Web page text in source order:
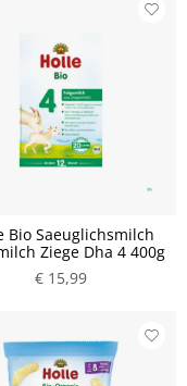
Bio Saeuglichsmilch
Ziege Dha 4 400g
€ 15,99